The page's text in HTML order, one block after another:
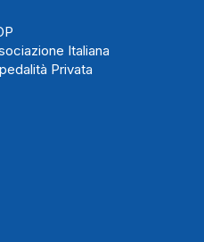
Italiana
Privata